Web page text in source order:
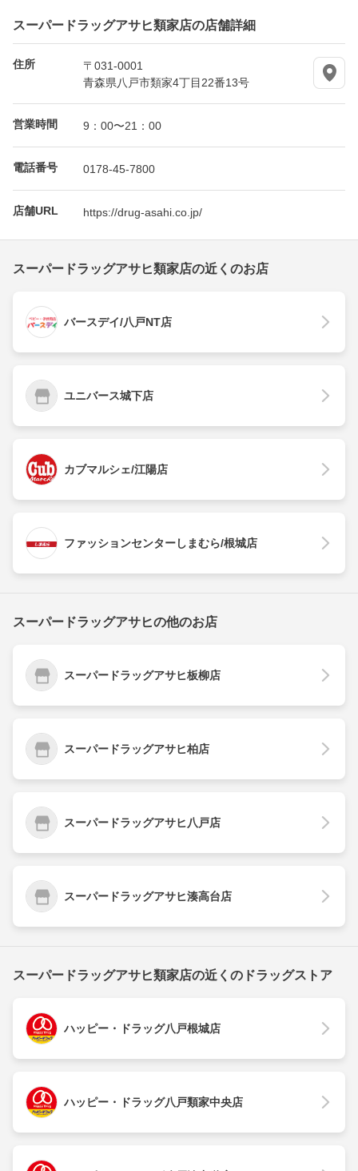
スーパードラッグアサヒ類家店の店舗詳細
住所
〒031-0001
青森県八戸市類家4丁目22番13号
営業時間 9：00〜21：00
電話番号 0178-45-7800
店舗URL https://drug-asahi.co.jp/
スーパードラッグアサヒ類家店の近くのお店
バースデイ/八戸NT店
ユニバース城下店
カブマルシェ/江陽店
ファッションセンターしまむら/根城店
スーパードラッグアサヒの他のお店
スーパードラッグアサヒ板柳店
スーパードラッグアサヒ柏店
スーパードラッグアサヒ八戸店
スーパードラッグアサヒ湊高台店
スーパードラッグアサヒ類家店の近くのドラッグストア
ハッピー・ドラッグ八戸根城店
ハッピー・ドラッグ八戸類家中央店